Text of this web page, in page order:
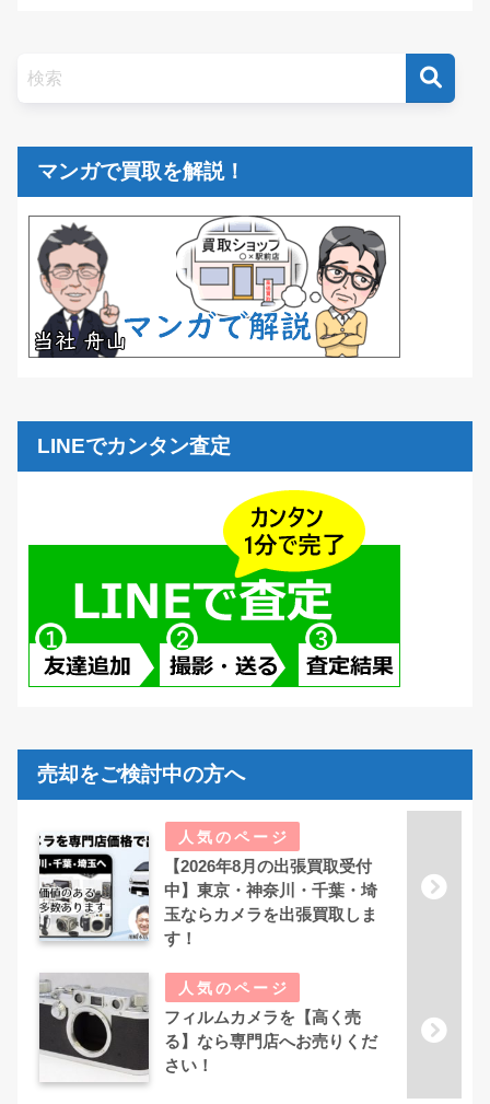
マンガで買取を解説！
LINEでカンタン査定
売却をご検討中の方へ
【2026年8月の出張買取受付
中】東京・神奈川・千葉・埼
玉ならカメラを出張買取しま
す！
フィルムカメラを【高く売
る】なら専門店へお売りくだ
さい！